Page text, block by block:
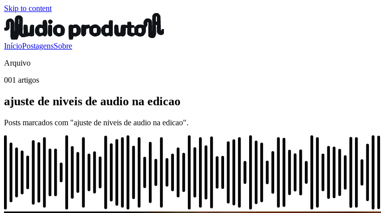
Skip to content
InícioPostagensSobre
Arquivo
001 artigos
ajuste de niveis de audio na edicao
Posts marcados com "ajuste de niveis de audio na edicao".